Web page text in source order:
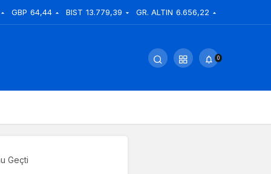
GBP 64,44 BIST 13.779,39 GR. ALTIN 6.656,22
0
Geçti